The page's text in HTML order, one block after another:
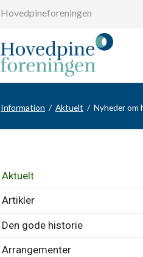
Hovedpineforeningen
Information Aktuelt Nyheder om
Overspring
navigationen
Aktuelt
Artikler
Den gode historie
Arrangementer